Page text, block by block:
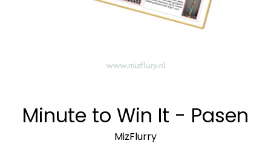
Minute to Win It - Pasen
MizFlurry